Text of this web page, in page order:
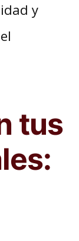
y
tus